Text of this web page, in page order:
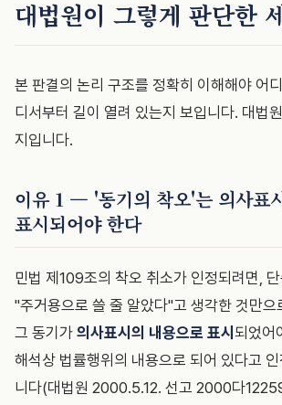
대법원이 그렇게 판단한
본 판결의 논리 구조를 정확히 이해해야 어
디서부터 길이 열려 있는지 보입니다. 대법
지입니다.
이유 1 — '동기의 착오'는 의사표
표시되어야 한다
민법 제109조의 착오 취소가 인정되려면,
"주거용으로 쓸 줄 알았다"고 생각한 것만으
그 동기가 의사표시의 내용으로 표시 되었어
해석상 법률행위의 내용으로 되어 있다고
니다(대법원 2000.5.12. 선고 2000다